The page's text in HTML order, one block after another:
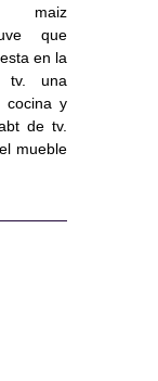
maiz
que
en la
tv. una
cocina y
de tv.
mueble